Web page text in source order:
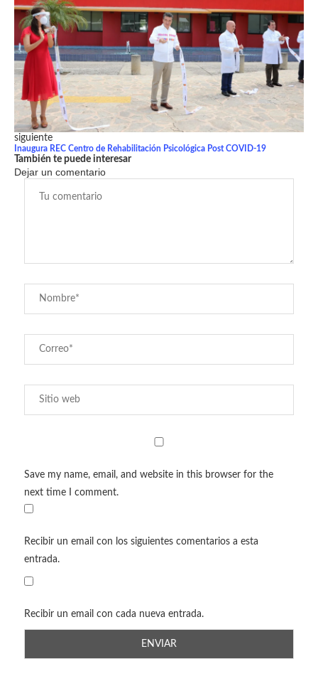
siguiente
Inaugura REC Centro de Rehabilitación Psicológica Post COVID-19
También te puede interesar
Dejar un comentario
Save my name, email, and website in this browser for the
next time I comment.
Recibir un email con los siguientes comentarios a esta
entrada.
Recibir un email con cada nueva entrada.